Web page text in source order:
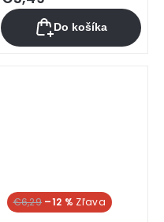
Do košíka
€6,29 –12 %